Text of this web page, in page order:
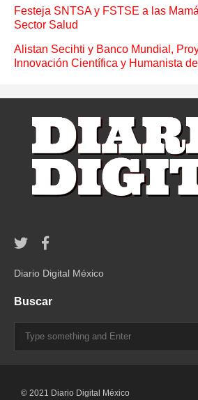
Festeja SNTSA y FSTSE a las
Sector Salud
Alistan Secihti y Banco Mundial,
Innovación Científica y Humanista
Diario Digital México
Buscar
© 2021 Diario Digital México